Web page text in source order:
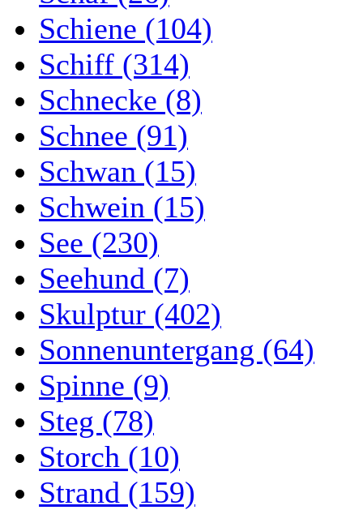
Schiene (104)
Schiff (314)
Schnecke (8)
Schnee (91)
Schwan (15)
Schwein (15)
See (230)
Seehund (7)
Skulptur (402)
Sonnenuntergang (64)
Spinne (9)
Steg (78)
Storch (10)
Strand (159)